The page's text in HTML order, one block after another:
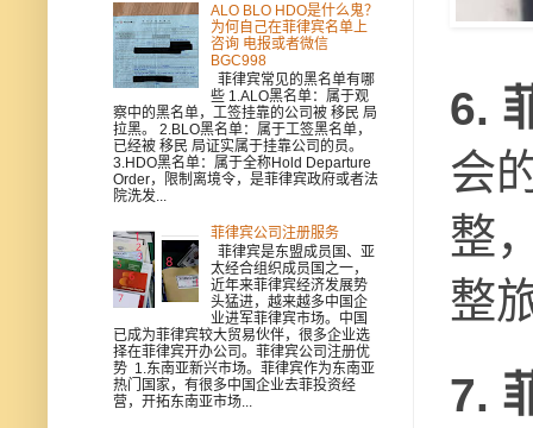
6.
会
整
整
7.
ALO BLO HDO是什么鬼？
为何自己在菲律宾名单上
咨询 电报或者微信
BGC998
菲律宾常见的黑名单有哪
些 1.ALO黑名单：属于观
察中的黑名单，工签挂靠的公司被 移民 局
拉黑。 2.BLO黑名单：属于工签黑名单，
已经被 移民 局证实属于挂靠公司的员。
3.HDO黑名单：属于全称Hold Departure
Order，限制离境令，是菲律宾政府或者法
院洗发...
菲律宾公司注册服务
菲律宾是东盟成员国、亚
太经合组织成员国之一，
近年来菲律宾经济发展势
头猛进，越来越多中国企
业进军菲律宾市场。中国
已成为菲律宾较大贸易伙伴，很多企业选
择在菲律宾开办公司。菲律宾公司注册优
势 1.东南亚新兴市场。菲律宾作为东南亚
热门国家，有很多中国企业去菲投资经
营，开拓东南亚市场...